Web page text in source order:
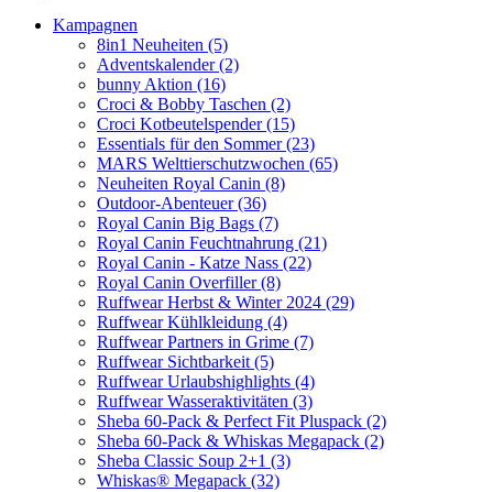
Kampagnen
8in1 Neuheiten (5)
Adventskalender (2)
bunny Aktion (16)
Croci & Bobby Taschen (2)
Croci Kotbeutelspender (15)
Essentials für den Sommer (23)
MARS Welttierschutzwochen (65)
Neuheiten Royal Canin (8)
Outdoor-Abenteuer (36)
Royal Canin Big Bags (7)
Royal Canin Feuchtnahrung (21)
Royal Canin - Katze Nass (22)
Royal Canin Overfiller (8)
Ruffwear Herbst & Winter 2024 (29)
Ruffwear Kühlkleidung (4)
Ruffwear Partners in Grime (7)
Ruffwear Sichtbarkeit (5)
Ruffwear Urlaubshighlights (4)
Ruffwear Wasseraktivitäten (3)
Sheba 60-Pack & Perfect Fit Pluspack (2)
Sheba 60-Pack & Whiskas Megapack (2)
Sheba Classic Soup 2+1 (3)
Whiskas® Megapack (32)